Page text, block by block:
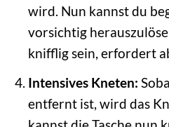
wird. Nun kannst du
vorsichtig
knifflig sein, erfordert
Intensives Kneten:
entfernt ist, wird das